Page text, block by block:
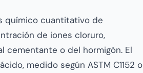
químico cuantitativo de
de iones cloruro,
cementante o del hormigón. El
medido según ASTM C1152 o